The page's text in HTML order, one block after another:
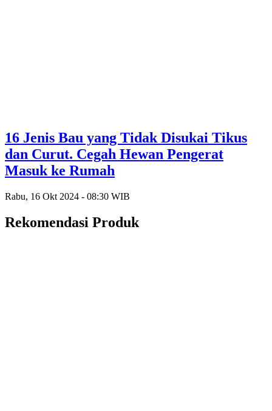
16 Jenis Bau yang Tidak Disukai Tikus
dan Curut. Cegah Hewan Pengerat
Masuk ke Rumah
Rabu, 16 Okt 2024 - 08:30 WIB
Rekomendasi Produk